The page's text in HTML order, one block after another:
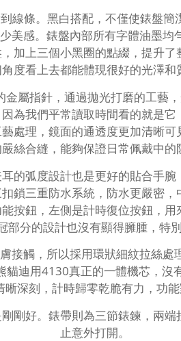
線條。黑白搭配，不僅使錶盤
美感。錶盤內部所有字體油墨
加上三個小黑圈的點綴，提升
度看上去都能體現很好的光澤和
屬指針，通過拋光打磨的工藝
為我們平常讀取時間看的就是
處理，鏡面的通透度更加清晰
絲合縫，能夠保證日常佩戴中的
的弧度設計也是更好的貼合手
鎖三重防水系統，防水更嚴密
按鈕，左側是計時復位按鈕，
分的設計也沒有顯得臃腫，特
接觸，所以採用環狀細紋拉絲
迪用4130真正的一體機芯，
深刻，計時歸零乾脆有力，功
剛好。錶帶則為三節錶鍊，兩
止意外打開。